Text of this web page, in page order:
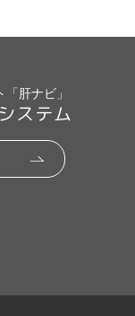
肝ナビ」
ステム